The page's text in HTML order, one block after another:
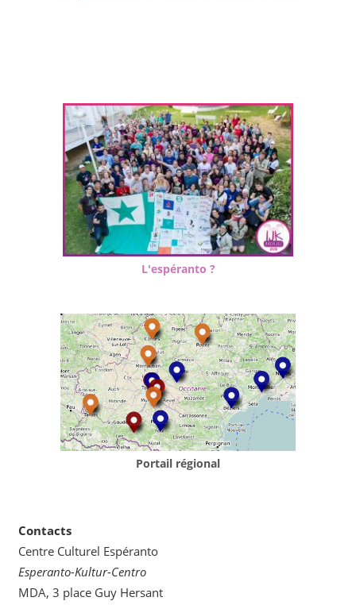
L'espéranto ?
Portail régional
Contacts
Centre Culturel Espéranto
Esperanto-Kultur-Centro
MDA, 3 place Guy Hersant